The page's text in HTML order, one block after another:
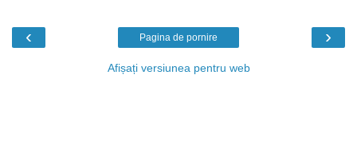
‹ ›
Pagina de pornire
Afișați versiunea pentru web